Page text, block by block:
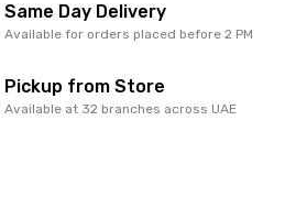
Same Day Delivery
Available for orders placed before 2 PM
Pickup from Store
Available at 32 branches across UAE